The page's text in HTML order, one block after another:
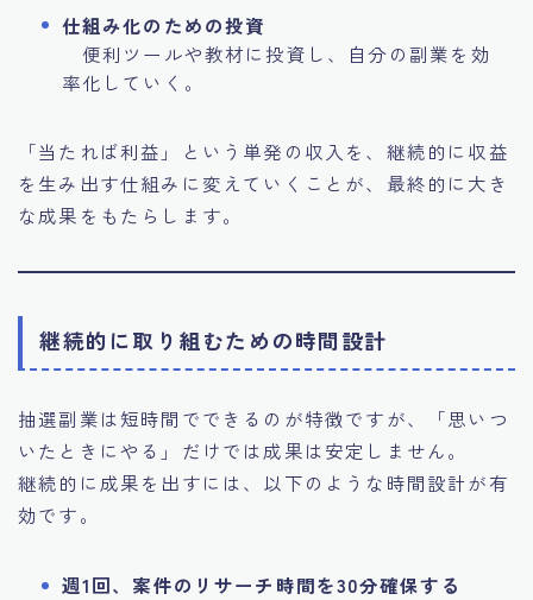
仕組み化のための投資
便利ツールや教材に投資し、自分の副業を効
率化していく。
「当たれば利益」という単発の収入を、継続的に収益
を生み出す仕組みに変えていくことが、最終的に大き
な成果をもたらします。
継続的に取り組むための時間設計
抽選副業は短時間でできるのが特徴ですが、「思いつ
いたときにやる」だけでは成果は安定しません。
継続的に成果を出すには、以下のような時間設計が有
効です。
週1回、案件のリサーチ時間を30分確保する